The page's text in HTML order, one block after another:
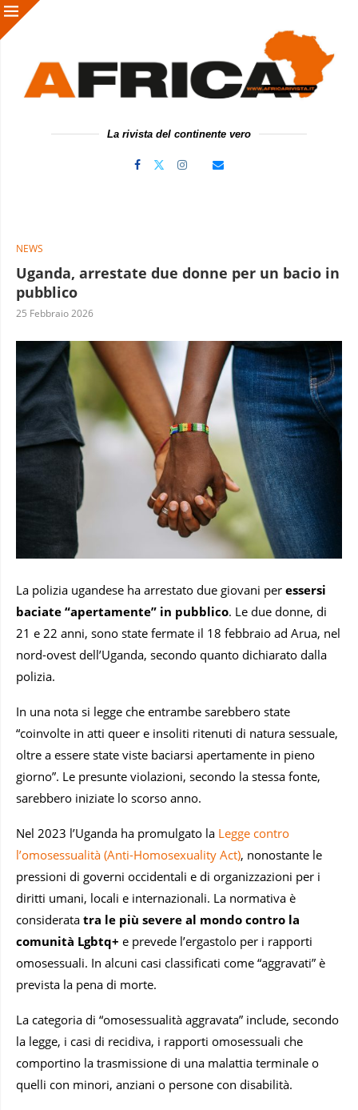
La rivista del continente vero
NEWS
Uganda, arrestate due donne per un bacio in
pubblico
25 Febbraio 2026
La polizia ugandese ha arrestato due giovani per essersi
baciate “apertamente” in pubblico. Le due donne, di
21 e 22 anni, sono state fermate il 18 febbraio ad Arua, nel
nord-ovest dell’Uganda, secondo quanto dichiarato dalla
polizia.
In una nota si legge che entrambe sarebbero state
“coinvolte in atti queer e insoliti ritenuti di natura sessuale,
oltre a essere state viste baciarsi apertamente in pieno
giorno”. Le presunte violazioni, secondo la stessa fonte,
sarebbero iniziate lo scorso anno.
Nel 2023 l’Uganda ha promulgato la Legge contro
l’omosessualità (Anti-Homosexuality Act), nonostante le
pressioni di governi occidentali e di organizzazioni per i
diritti umani, locali e internazionali. La normativa è
considerata tra le più severe al mondo contro la
comunità Lgbtq+ e prevede l’ergastolo per i rapporti
omosessuali. In alcuni casi classificati come “aggravati” è
prevista la pena di morte.
La categoria di “omosessualità aggravata” include, secondo
la legge, i casi di recidiva, i rapporti omosessuali che
comportino la trasmissione di una malattia terminale o
quelli con minori, anziani o persone con disabilità.